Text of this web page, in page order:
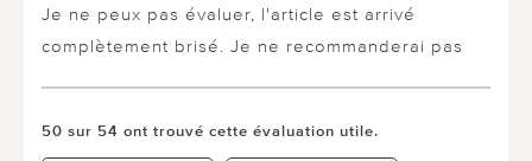
Je ne peux pas évaluer, l'article est arrivé
complètement brisé. Je ne recommanderai pas
50 sur 54 ont trouvé cette évaluation utile.